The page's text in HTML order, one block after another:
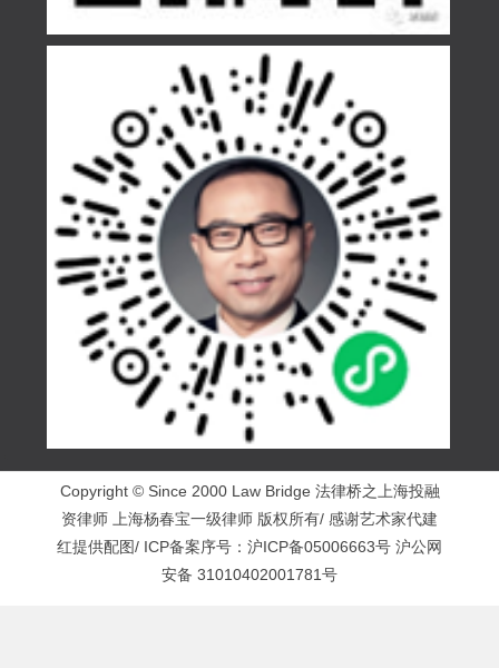
Copyright © Since 2000 Law Bridge 法律桥之上海投融
资律师 上海杨春宝一级律师 版权所有/ 感谢艺术家代建
红提供配图/ ICP备案序号： 沪ICP备05006663号 沪公网
安备 31010402001781号